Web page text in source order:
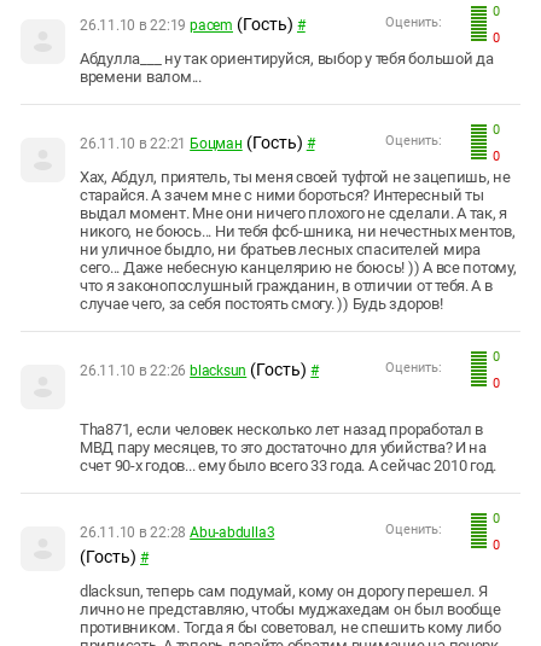
0
0
Оценить:
26.11.10 в 22:19 pacem (Гость) #
Абдулла___ ну так ориентируйся, выбор у тебя большой да
времени валом...
0
0
Оценить:
26.11.10 в 22:21 Боцман (Гость) #
Хах, Абдул, приятель, ты меня своей туфтой не зацепишь, не
старайся. А зачем мне с ними бороться? Интересный ты
выдал момент. Мне они ничего плохого не сделали. А так, я
никого, не боюсь... Ни тебя фсб-шника, ни нечестных ментов,
ни уличное быдло, ни братьев лесных спасителей мира
сего... Даже небесную канцелярию не боюсь! )) А все потому,
что я законопослушный гражданин, в отличии от тебя. А в
случае чего, за себя постоять смогу. )) Будь здоров!
0
0
Оценить:
26.11.10 в 22:26 blacksun (Гость) #
Tha871, если человек несколько лет назад проработал в
МВД пару месяцев, то это достаточно для убийства? И на
счет 90-х годов... ему было всего 33 года. А сейчас 2010 год.
0
0
Оценить:
26.11.10 в 22:28 Abu-abdulla3
(Гость) #
dlacksun, теперь сам подумай, кому он дорогу перешел. Я
лично не представляю, чтобы муджахедам он был вообще
противником. Тогда я бы советовал, не спешить кому либо